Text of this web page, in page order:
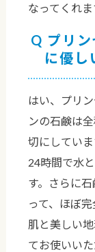
なってくれま
プリ
に優し
はい、プリ
ンの石鹸は
切にしていま
24時間で水
す。さらに
って、ほぼ
肌と美しい
てお使いいた